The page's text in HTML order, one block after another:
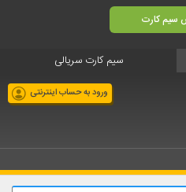
سیم کارت سریالی
ورود به حساب اینترنتی